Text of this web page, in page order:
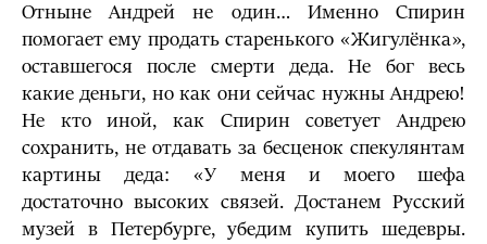
Отныне Андрей не один… Именно Спирин
помогает ему продать старенького «Жигулёнка»,
оставшегося после смерти деда. Не бог весь
какие деньги, но как они сейчас нужны Андрею!
Не кто иной, как Спирин советует Андрею
сохранить, не отдавать за бесценок спекулянтам
картины деда: «У меня и моего шефа
достаточно высоких связей. Достанем Русский
музей в Петербурге, убедим купить шедевры.